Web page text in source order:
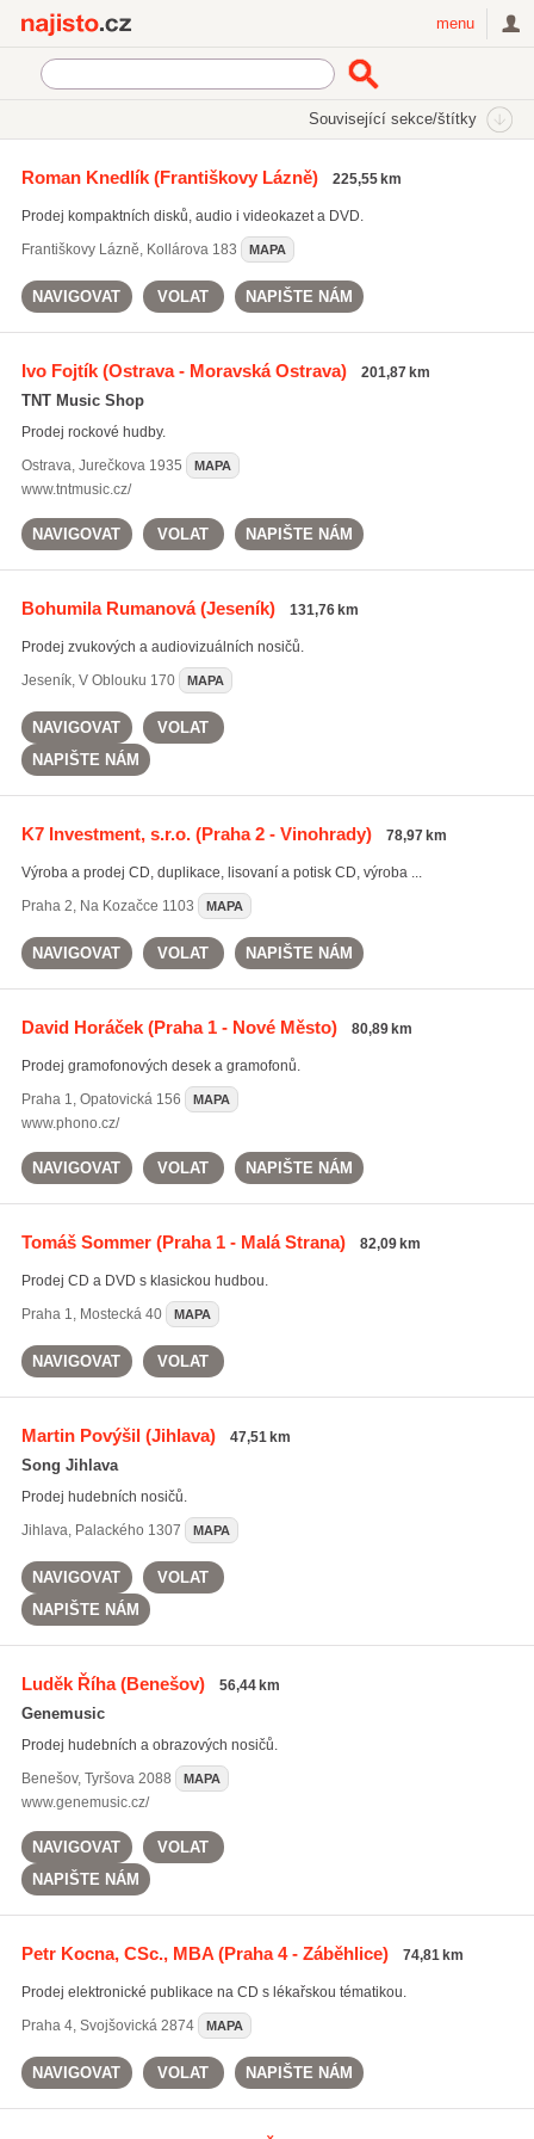
menu
Související sekce/štítky
Prodej CD a DVD
On-line prodej CD a DVD (54)
Roman Knedlík(Františkovy Lázně) 225,55 km
Prodej kompaktních disků, audio i videokazet a DVD.
Františkovy Lázně, Kollárova 183 MAPA
NAVIGOVAT VOLAT NAPIŠTE NÁM
Ivo Fojtík(Ostrava - Moravská Ostrava) 201,87 km
TNT Music Shop
Prodej rockové hudby.
Ostrava, Jurečkova 1935 MAPA
www.tntmusic.cz/
NAVIGOVAT VOLAT NAPIŠTE NÁM
Bohumila Rumanová(Jeseník) 131,76 km
Prodej zvukových a audiovizuálních nosičů.
Jeseník, V Oblouku 170 MAPA
NAVIGOVAT
VOLAT
NAPIŠTE NÁM
K7 Investment, s.r.o.(Praha 2 - Vinohrady) 78,97 km
Výroba a prodej CD, duplikace, lisovaní a potisk CD, výroba ...
Praha 2, Na Kozačce 1103 MAPA
NAVIGOVAT VOLAT NAPIŠTE NÁM
David Horáček(Praha 1 - Nové Město) 80,89 km
Prodej gramofonových desek a gramofonů.
Praha 1, Opatovická 156 MAPA
www.phono.cz/
NAVIGOVAT VOLAT NAPIŠTE NÁM
Tomáš Sommer(Praha 1 - Malá Strana) 82,09 km
Prodej CD a DVD s klasickou hudbou.
Praha 1, Mostecká 40 MAPA
NAVIGOVAT VOLAT
Martin Povýšil(Jihlava) 47,51 km
Song Jihlava
Prodej hudebních nosičů.
Jihlava, Palackého 1307 MAPA
NAVIGOVAT
VOLAT
NAPIŠTE NÁM
Luděk Říha(Benešov) 56,44 km
Genemusic
Prodej hudebních a obrazových nosičů.
Benešov, Tyršova 2088 MAPA
www.genemusic.cz/
NAVIGOVAT
VOLAT
NAPIŠTE NÁM
Petr Kocna, CSc., MBA(Praha 4 - Záběhlice) 74,81 km
Prodej elektronické publikace na CD s lékařskou tématikou.
Praha 4, Svojšovická 2874 MAPA
NAVIGOVAT VOLAT NAPIŠTE NÁM